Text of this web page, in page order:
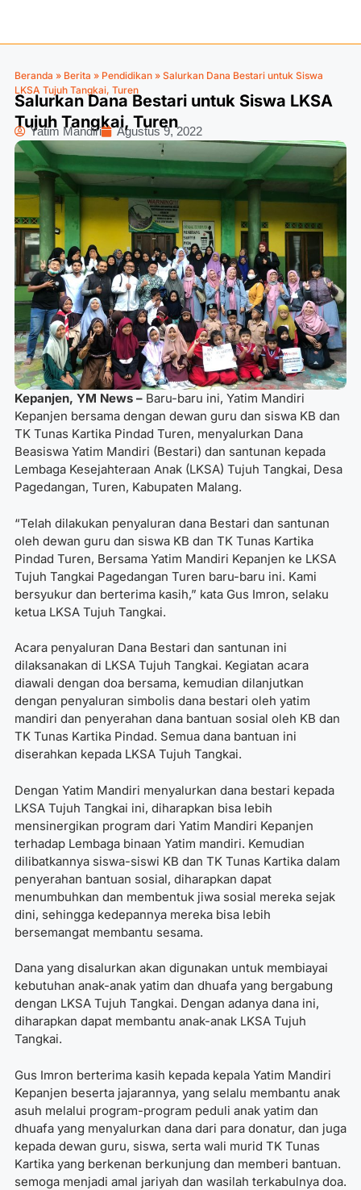
Beranda » Berita » Pendidikan » Salurkan Dana Bestari untuk Siswa
LKSA Tujuh Tangkai, Turen
Salurkan Dana Bestari untuk Siswa LKSA
Tujuh Tangkai, Turen
Yatim Mandiri Agustus 9, 2022
Kepanjen, YM News – Baru-baru ini, Yatim Mandiri
Kepanjen bersama dengan dewan guru dan siswa KB dan
TK Tunas Kartika Pindad Turen, menyalurkan Dana
Beasiswa Yatim Mandiri (Bestari) dan santunan kepada
Lembaga Kesejahteraan Anak (LKSA) Tujuh Tangkai, Desa
Pagedangan, Turen, Kabupaten Malang.
“Telah dilakukan penyaluran dana Bestari dan santunan
oleh dewan guru dan siswa KB dan TK Tunas Kartika
Pindad Turen, Bersama Yatim Mandiri Kepanjen ke LKSA
Tujuh Tangkai Pagedangan Turen baru-baru ini. Kami
bersyukur dan berterima kasih,” kata Gus Imron, selaku
ketua LKSA Tujuh Tangkai.
Acara penyaluran Dana Bestari dan santunan ini
dilaksanakan di LKSA Tujuh Tangkai. Kegiatan acara
diawali dengan doa bersama, kemudian dilanjutkan
dengan penyaluran simbolis dana bestari oleh yatim
mandiri dan penyerahan dana bantuan sosial oleh KB dan
TK Tunas Kartika Pindad. Semua dana bantuan ini
diserahkan kepada LKSA Tujuh Tangkai.
Dengan Yatim Mandiri menyalurkan dana bestari kepada
LKSA Tujuh Tangkai ini, diharapkan bisa lebih
mensinergikan program dari Yatim Mandiri Kepanjen
terhadap Lembaga binaan Yatim mandiri. Kemudian
dilibatkannya siswa-siswi KB dan TK Tunas Kartika dalam
penyerahan bantuan sosial, diharapkan dapat
menumbuhkan dan membentuk jiwa sosial mereka sejak
dini, sehingga kedepannya mereka bisa lebih
bersemangat membantu sesama.
Dana yang disalurkan akan digunakan untuk membiayai
kebutuhan anak-anak yatim dan dhuafa yang bergabung
dengan LKSA Tujuh Tangkai. Dengan adanya dana ini,
diharapkan dapat membantu anak-anak LKSA Tujuh
Tangkai.
Gus Imron berterima kasih kepada kepala Yatim Mandiri
Kepanjen beserta jajarannya, yang selalu membantu anak
asuh melalui program-program peduli anak yatim dan
dhuafa yang menyalurkan dana dari para donatur, dan juga
kepada dewan guru, siswa, serta wali murid TK Tunas
Kartika yang berkenan berkunjung dan memberi bantuan.
semoga menjadi amal jariyah dan wasilah terkabulnya doa.